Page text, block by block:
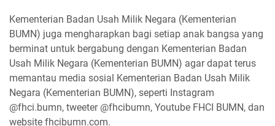
Kementerian Badan Usah Milik Negara (Kementerian
BUMN) juga mengharapkan bagi setiap anak bangsa yang
berminat untuk bergabung dengan Kementerian Badan
Usah Milik Negara (Kementerian BUMN) agar dapat terus
memantau media sosial Kementerian Badan Usah Milik
Negara (Kementerian BUMN), seperti Instagram
@fhci.bumn, tweeter @fhcibumn, Youtube FHCI BUMN, dan
website fhcibumn.com.